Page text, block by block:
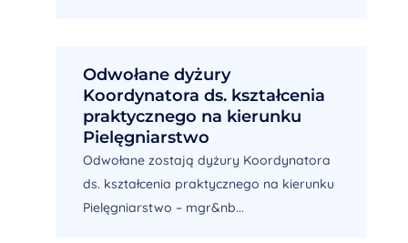
Odwołane dyżury
Koordynatora ds. kształcenia
praktycznego na kierunku
Pielęgniarstwo
Odwołane zostają dyżury Koordynatora
ds. kształcenia praktycznego na kierunku
Pielęgniarstwo – mgr&nb...